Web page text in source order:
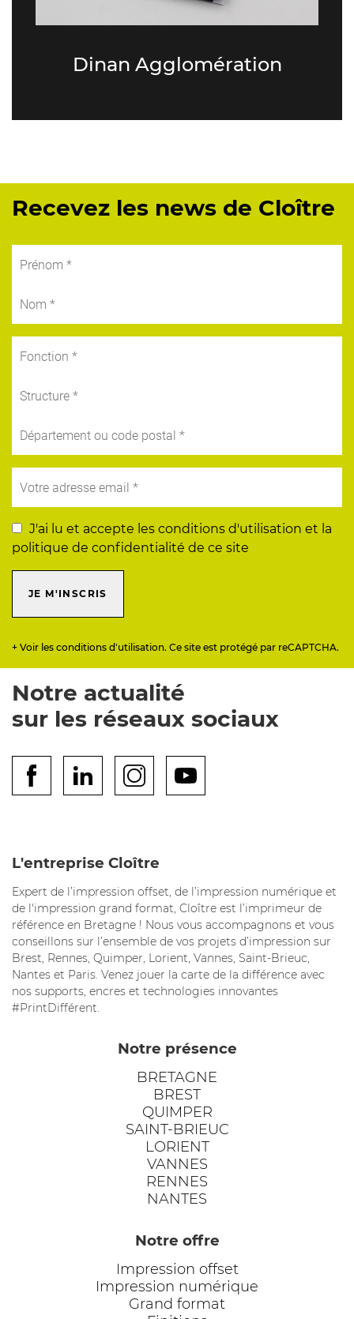
Dinan Agglomération
Recevez les news de Cloître
J'ai lu et accepte les conditions d'utilisation et la
politique de confidentialité de ce site
JE M'INSCRIS
+ Voir les conditions d'utilisation. Ce site est protégé par reCAPTCHA.
Notre actualité
sur les réseaux sociaux
L'entreprise Cloître
Expert de l’impression offset, de l’impression numérique et
de l'impression grand format, Cloître est l’imprimeur de
référence en Bretagne ! Nous vous accompagnons et vous
conseillons sur l’ensemble de vos projets d’impression sur
Brest, Rennes, Quimper, Lorient, Vannes, Saint-Brieuc,
Nantes et Paris. Venez jouer la carte de la différence avec
nos supports, encres et technologies innovantes
#PrintDifférent.
Notre présence
BRETAGNE
BREST
QUIMPER
SAINT-BRIEUC
LORIENT
VANNES
RENNES
NANTES
Notre offre
Impression offset
Impression numérique
Grand format